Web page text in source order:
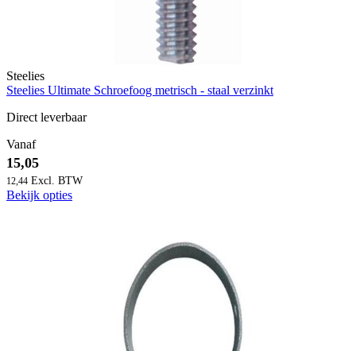
Steelies
Steelies Ultimate Schroefoog metrisch - staal verzinkt
Direct leverbaar
Vanaf
15,05
12,44
Bekijk opties